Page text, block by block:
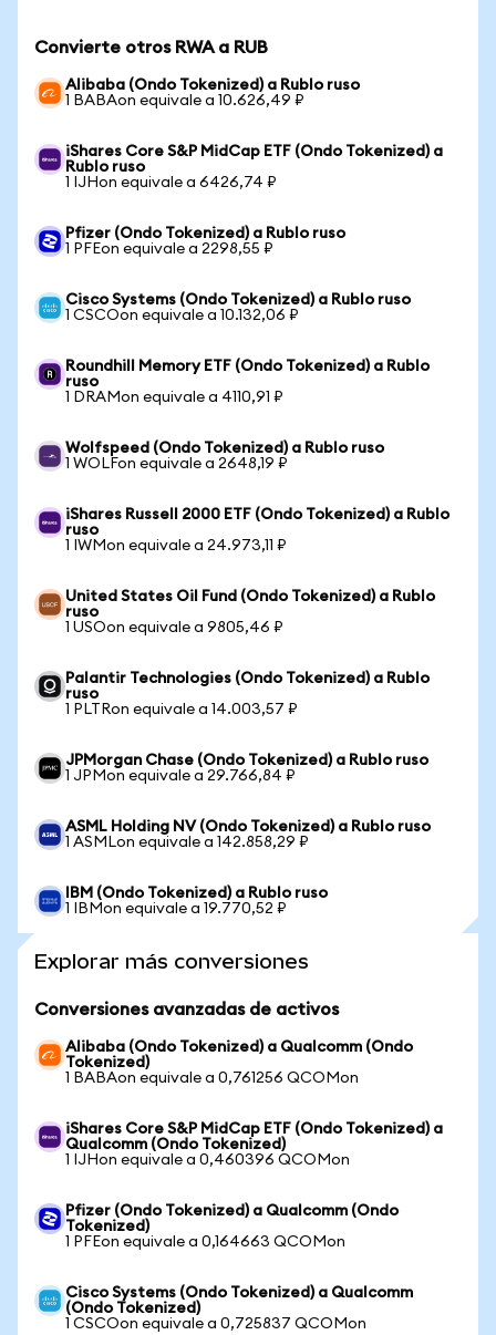
Convierte otros RWA a RUB
Alibaba (Ondo Tokenized) a Rublo ruso
1 BABAon equivale a 10.626,49 ₽
iShares Core S&P MidCap ETF (Ondo Tokenized) a
Rublo ruso
1 IJHon equivale a 6426,74 ₽
Pfizer (Ondo Tokenized) a Rublo ruso
1 PFEon equivale a 2298,55 ₽
Cisco Systems (Ondo Tokenized) a Rublo ruso
1 CSCOon equivale a 10.132,06 ₽
Roundhill Memory ETF (Ondo Tokenized) a Rublo
ruso
1 DRAMon equivale a 4110,91 ₽
Wolfspeed (Ondo Tokenized) a Rublo ruso
1 WOLFon equivale a 2648,19 ₽
iShares Russell 2000 ETF (Ondo Tokenized) a Rublo
ruso
1 IWMon equivale a 24.973,11 ₽
United States Oil Fund (Ondo Tokenized) a Rublo
ruso
1 USOon equivale a 9805,46 ₽
Palantir Technologies (Ondo Tokenized) a Rublo
ruso
1 PLTRon equivale a 14.003,57 ₽
JPMorgan Chase (Ondo Tokenized) a Rublo ruso
1 JPMon equivale a 29.766,84 ₽
ASML Holding NV (Ondo Tokenized) a Rublo ruso
1 ASMLon equivale a 142.858,29 ₽
IBM (Ondo Tokenized) a Rublo ruso
1 IBMon equivale a 19.770,52 ₽
Explorar más conversiones
Conversiones avanzadas de activos
Alibaba (Ondo Tokenized) a Qualcomm (Ondo
Tokenized)
1 BABAon equivale a 0,761256 QCOMon
iShares Core S&P MidCap ETF (Ondo Tokenized) a
Qualcomm (Ondo Tokenized)
1 IJHon equivale a 0,460396 QCOMon
Pfizer (Ondo Tokenized) a Qualcomm (Ondo
Tokenized)
1 PFEon equivale a 0,164663 QCOMon
Cisco Systems (Ondo Tokenized) a Qualcomm
(Ondo Tokenized)
1 CSCOon equivale a 0,725837 QCOMon